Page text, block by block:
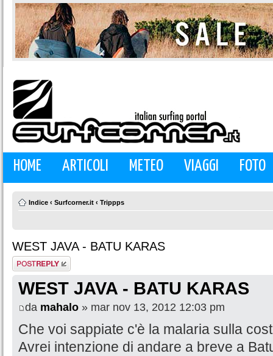
HOME ARTICOLI METEO VIAGGI FOTO
Indice ‹ Surfcorner.it ‹ Trippps
WEST JAVA - BATU KARAS
Rispondi al
messaggio
WEST JAVA - BATU KARAS
da mahalo » mar nov 13, 2012 12:03 pm
Che voi sappiate c'è la malaria sulla
Avrei intenzione di andare a breve a